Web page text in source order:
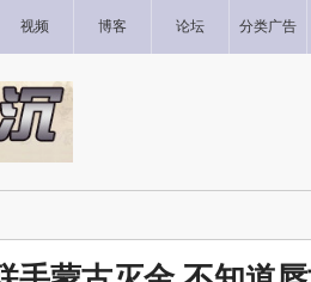
视频 博客 论坛 分类广告